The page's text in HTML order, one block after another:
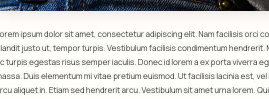
ipsum dolor sit amet, consectetur adipiscing elit. Nam facilisis orci
justo ut, tempor turpis. Vestibulum facilisis condimentum hendrerit.
turpis egestas risus semper iaculis. Donec id lorem a ex porta viverra
Duis elementum mi vitae pretium euismod. Ut facilisis lacinia est,
aliquet in. Etiam sed hendrerit arcu. Vestibulum sit amet urna lorem.